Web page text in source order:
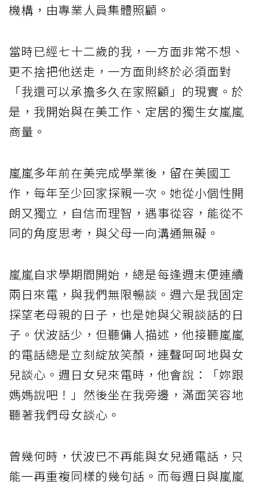
機構，由專業人員集體照顧。
當時已經七十二歲的我，一方面非常不想、
更不捨把他送走，一方面則終於必須面對
「我還可以承擔多久在家照顧」的現實。於
是，我開始與在美工作、定居的獨生女嵐嵐
商量。
嵐嵐多年前在美完成學業後，留在美國工
作，每年至少回家探親一次。她從小個性開
朗又獨立，自信而理智，遇事從容，能從不
同的角度思考，與父母一向溝通無礙。
嵐嵐自求學期間開始，總是每逢週末便連續
兩日來電，與我們無限暢談。週六是我固定
探望老母親的日子，也是她與父親談話的日
子。伏波話少，但聽傭人描述，他接聽嵐嵐
的電話總是立刻綻放笑顏，連聲呵呵地與女
兒談心。週日女兒來電時，他會說：「妳跟
媽媽說吧！」然後坐在我旁邊，滿面笑容地
聽著我們母女談心。
曾幾何時，伏波已不再能與女兒通電話，只
能一再重複同樣的幾句話。而每週日與嵐嵐